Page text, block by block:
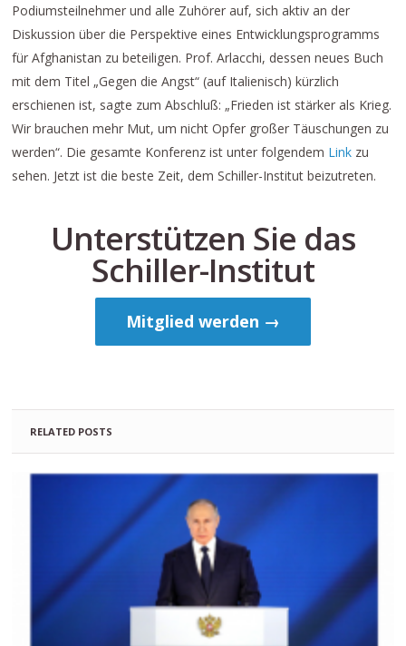
Podiumsteilnehmer und alle Zuhörer auf, sich aktiv an der
Diskussion über die Perspektive eines Entwicklungsprogramms
für Afghanistan zu beteiligen. Prof. Arlacchi, dessen neues Buch
mit dem Titel „Gegen die Angst“ (auf Italienisch) kürzlich
erschienen ist, sagte zum Abschluß: „Frieden ist stärker als Krieg.
Wir brauchen mehr Mut, um nicht Opfer großer Täuschungen zu
werden“. Die gesamte Konferenz ist unter folgendem Link zu
sehen. Jetzt ist die beste Zeit, dem Schiller-Institut beizutreten.
Unterstützen Sie das
Schiller-Institut
Mitglied werden →
RELATED POSTS